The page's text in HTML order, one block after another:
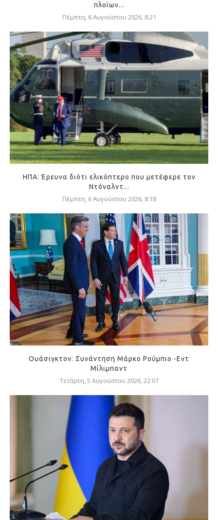
πλοίων...
Πέμπτη, 6 Αυγούστου 2026, 8:21
ΗΠΑ: Έρευνα διότι ελικόπτερο που μετέφερε τον
Ντόναλντ...
Πέμπτη, 6 Αυγούστου 2026, 8:18
Ουάσιγκτον: Συνάντηση Μάρκο Ρούμπιο -Εντ
Μίλιμπαντ
Τετάρτη, 5 Αυγούστου 2026, 22:07